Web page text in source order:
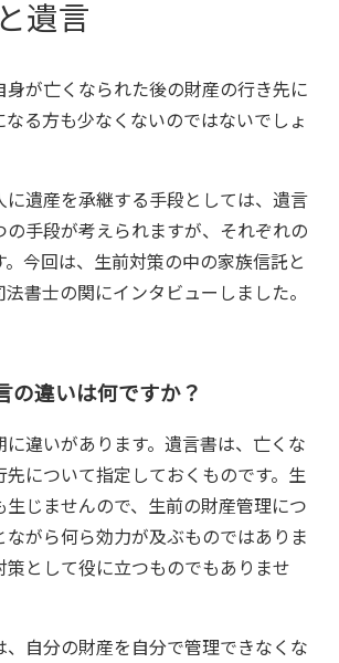
遺言
が亡くなられた後の財産の行き先に
る方も少なくないのではないでしょ
に遺産を承継する手段としては、遺言
の手段が考えられますが、それぞれの
今回は、生前対策の中の家族信託と
書士の関にインタビューしました。
の違いは何ですか？
違いがあります。遺言書は、亡くな
先について指定しておくものです。生
じませんので、生前の財産管理につ
ながら何ら効力が及ぶものではありま
として役に立つものでもありませ
、自分の財産を自分で管理できなくな